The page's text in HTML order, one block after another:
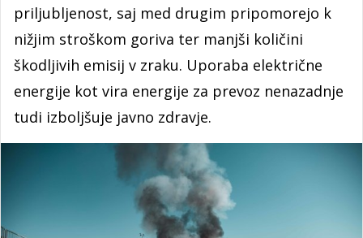
priljubljenost, saj med drugim pripomorejo k
nižjim stroškom goriva ter manjši količini
škodljivih emisij v zraku. Uporaba električne
energije kot vira energije za prevoz nenazadnje
tudi izboljšuje javno zdravje.